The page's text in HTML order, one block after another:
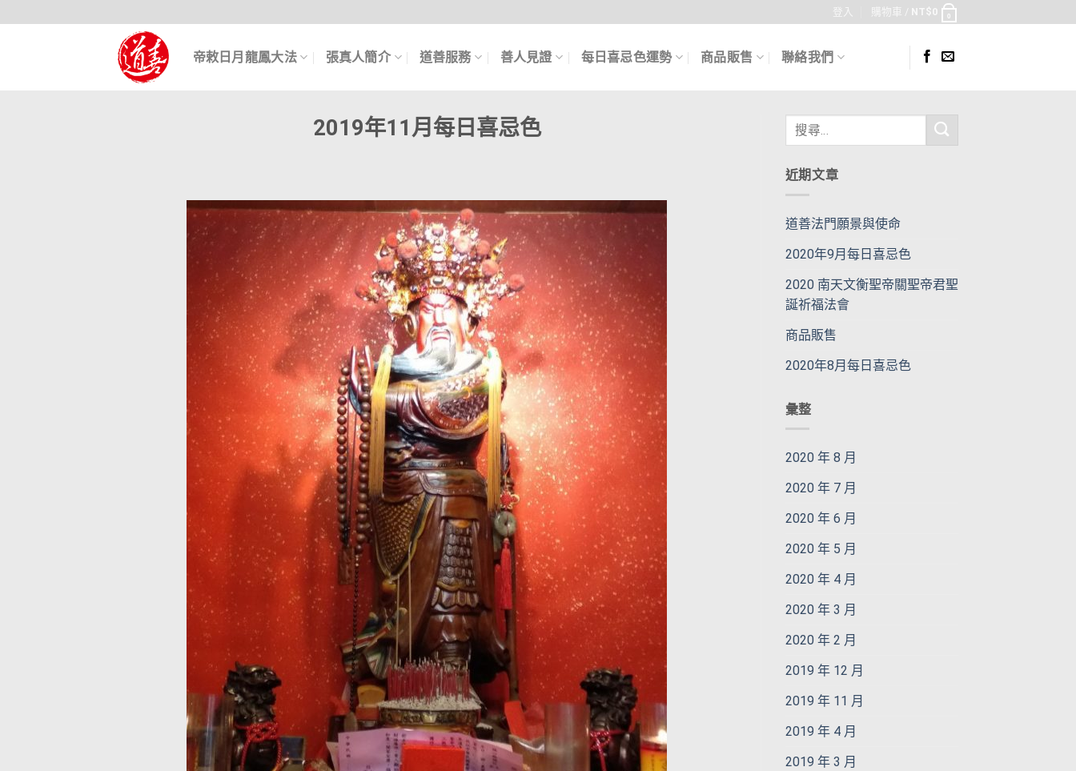
登入 購物車 / NT$0 0
帝敕日月龍鳳大法 張真人簡介 道善服務 善人見證 每日喜忌色運勢 商品販售 聯絡我們
2019年11月每日喜忌色
近期文章
道善法門願景與使命
2020年9月每日喜忌色
2020 南天文衡聖帝關聖帝君聖
誕祈福法會
商品販售
2020年8月每日喜忌色
彙整
2020 年 8 月
2020 年 7 月
2020 年 6 月
2020 年 5 月
2020 年 4 月
2020 年 3 月
2020 年 2 月
2019 年 12 月
2019 年 11 月
2019 年 4 月
2019 年 3 月